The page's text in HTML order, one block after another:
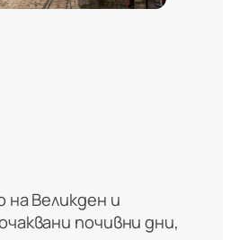
Великден и
почивни дни,